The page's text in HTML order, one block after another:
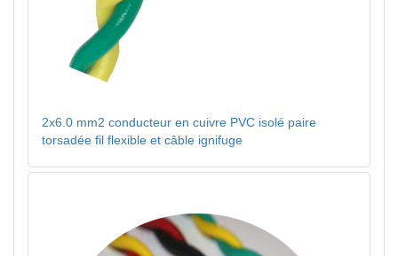
2x6.0 mm2 conducteur en cuivre PVC isolé paire
torsadée fil flexible et câble ignifuge